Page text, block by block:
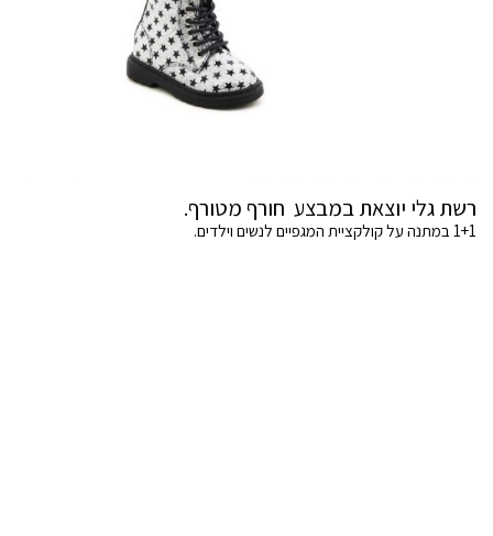
רשת גלי יוצאת במבצע חורף מטורף.
1+1 במתנה על קולקציית המגפיים לנשים וילדים.